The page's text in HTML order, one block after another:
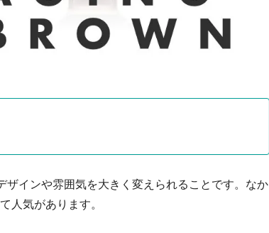
インや雰囲気を大きく変えられることです。なか
人気があります。